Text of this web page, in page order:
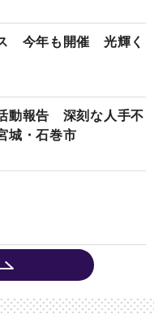
今年も開催 光輝く
動報告 深刻な人手不
城・石巻市